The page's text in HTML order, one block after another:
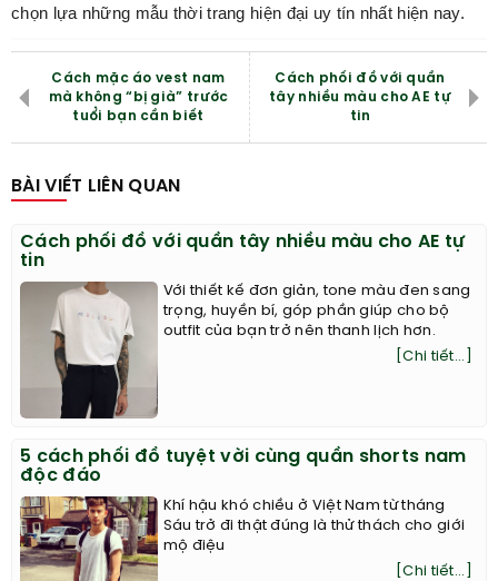
chọn lựa những mẫu thời trang hiện đại uy tín nhất hiện nay.
Cách mặc áo vest nam
mà không “bị già” trước
tuổi bạn cần biết
Cách phối đồ với quần
tây nhiều màu cho AE tự
tin
BÀI VIẾT LIÊN QUAN
Cách phối đồ với quần tây nhiều màu cho AE tự
tin
Với thiết kế đơn giản, tone màu đen sang
trọng, huyền bí, góp phần giúp cho bộ
outfit của bạn trở nên thanh lịch hơn.
[Chi tiết...]
5 cách phối đồ tuyệt vời cùng quần shorts nam
độc đáo
Khí hậu khó chiều ở Việt Nam từ tháng
Sáu trở đi thật đúng là thử thách cho giới
mộ điệu
[Chi tiết...]